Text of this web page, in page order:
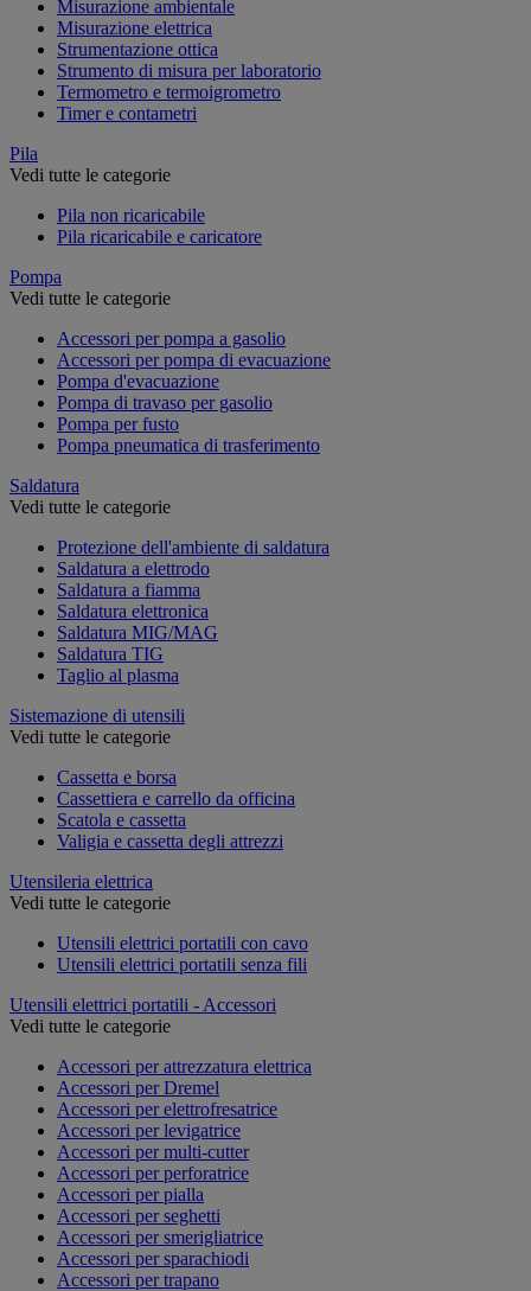
Misurazione ambientale
Misurazione elettrica
Strumentazione ottica
Strumento di misura per laboratorio
Termometro e termoigrometro
Timer e contametri
Pila
Vedi tutte le categorie
Pila non ricaricabile
Pila ricaricabile e caricatore
Pompa
Vedi tutte le categorie
Accessori per pompa a gasolio
Accessori per pompa di evacuazione
Pompa d'evacuazione
Pompa di travaso per gasolio
Pompa per fusto
Pompa pneumatica di trasferimento
Saldatura
Vedi tutte le categorie
Protezione dell'ambiente di saldatura
Saldatura a elettrodo
Saldatura a fiamma
Saldatura elettronica
Saldatura MIG/MAG
Saldatura TIG
Taglio al plasma
Sistemazione di utensili
Vedi tutte le categorie
Cassetta e borsa
Cassettiera e carrello da officina
Scatola e cassetta
Valigia e cassetta degli attrezzi
Utensileria elettrica
Vedi tutte le categorie
Utensili elettrici portatili con cavo
Utensili elettrici portatili senza fili
Utensili elettrici portatili - Accessori
Vedi tutte le categorie
Accessori per attrezzatura elettrica
Accessori per Dremel
Accessori per elettrofresatrice
Accessori per levigatrice
Accessori per multi-cutter
Accessori per perforatrice
Accessori per pialla
Accessori per seghetti
Accessori per smerigliatrice
Accessori per sparachiodi
Accessori per trapano